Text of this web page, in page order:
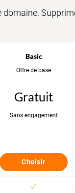
Basic
Offre de base
Gratuit
Sans engagement
Choisir